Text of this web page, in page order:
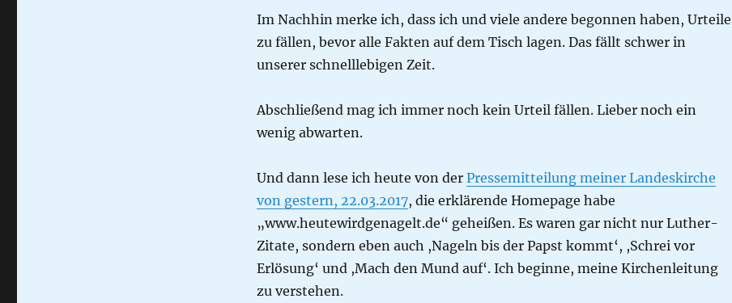
Im Nachhin merke ich, dass ich und viele andere begonnen haben, Urteile
zu fällen, bevor alle Fakten auf dem Tisch lagen. Das fällt schwer in
unserer schnelllebigen Zeit.
Abschließend mag ich immer noch kein Urteil fällen. Lieber noch ein
wenig abwarten.
Und dann lese ich heute von der Pressemitteilung meiner Landeskirche
von gestern, 22.03.2017, die erklärende Homepage habe
„www.heutewirdgenagelt.de“ geheißen. Es waren gar nicht nur Luther-
Zitate, sondern eben auch ,Nageln bis der Papst kommt‘, ,Schrei vor
Erlösung‘ und ,Mach den Mund auf‘. Ich beginne, meine Kirchenleitung
zu verstehen.